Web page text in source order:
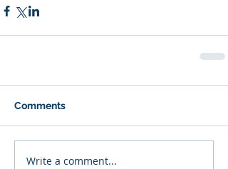
Comments
Write a comment...